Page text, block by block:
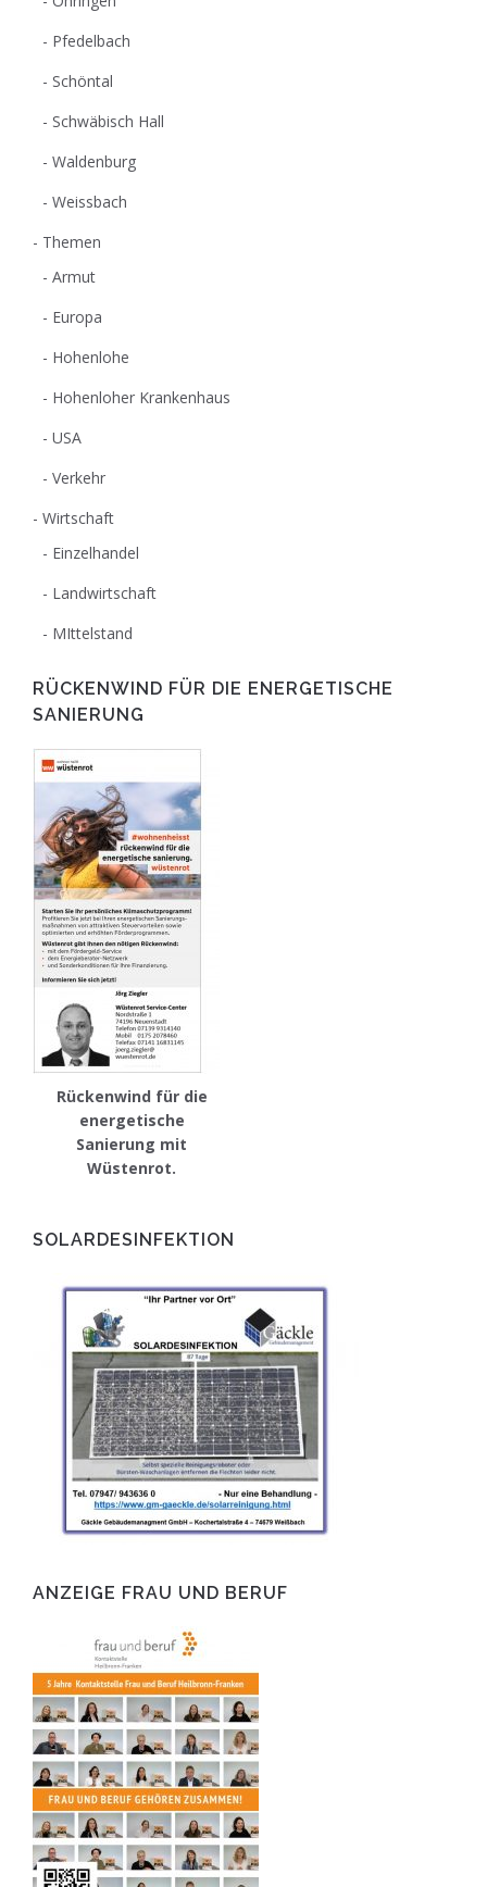
Pfedelbach
Schöntal
Schwäbisch Hall
Waldenburg
Weissbach
Themen
Armut
Europa
Hohenlohe
Hohenloher Krankenhaus
USA
Verkehr
Wirtschaft
Einzelhandel
Landwirtschaft
MIttelstand
RÜCKENWIND FÜR DIE ENERGETISCHE
SANIERUNG
Rückenwind für die
energetische
Sanierung mit
Wüstenrot.
SOLARDESINFEKTION
ANZEIGE FRAU UND BERUF